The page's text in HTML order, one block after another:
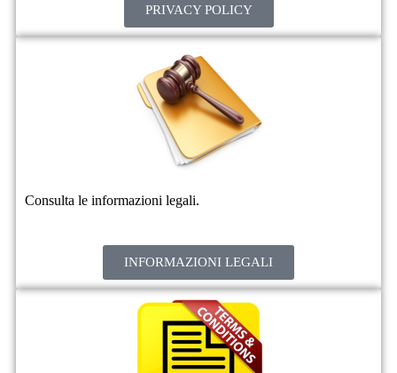
PRIVACY POLICY
Consulta le informazioni legali.
INFORMAZIONI LEGALI